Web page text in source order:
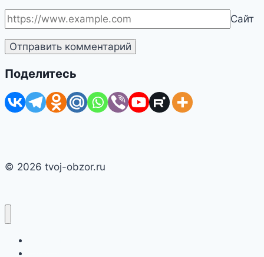
Сайт
Поделитесь
© 2026 tvoj-obzor.ru